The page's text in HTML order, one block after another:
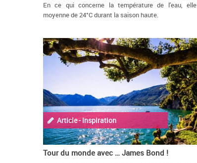
En ce qui concerne la température de l'eau,
moyenne de 24°C durant la saison haute.
Article - Inspiration
Tour du monde avec … James Bond !